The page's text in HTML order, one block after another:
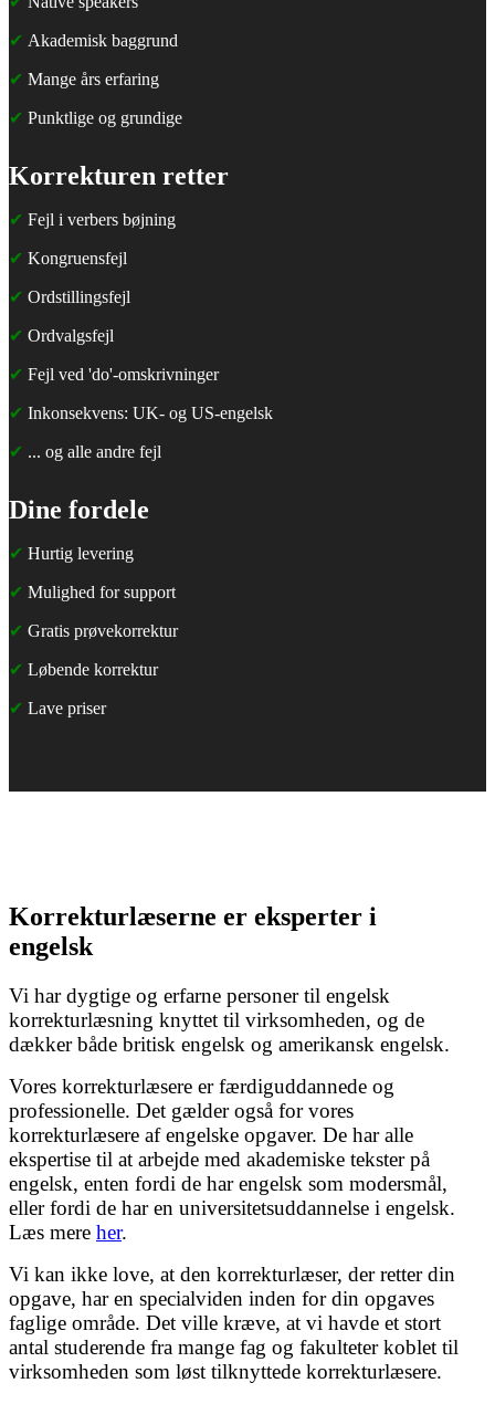
✔ Akademisk baggrund
✔ Mange års erfaring
✔ Punktlige og grundige
Korrekturen retter
✔ Fejl i verbers bøjning
✔ Kongruensfejl
✔ Ordstillingsfejl
✔ Ordvalgsfejl
✔ Fejl ved 'do'-omskrivninger
✔ Inkonsekvens: UK- og US-engelsk
✔ ... og alle andre fejl
Dine fordele
✔ Hurtig levering
✔ Mulighed for support
✔ Gratis prøvekorrektur
✔ Løbende korrektur
✔ Lave priser
Korrekturlæserne er eksperter i
engelsk
Vi har dygtige og erfarne personer til engelsk
korrekturlæsning knyttet til virksomheden, og de
dækker både britisk engelsk og amerikansk engelsk.
Vores korrekturlæsere er færdiguddannede og
professionelle. Det gælder også for vores
korrekturlæsere af engelske opgaver. De har alle
ekspertise til at arbejde med akademiske tekster på
engelsk, enten fordi de har engelsk som modersmål,
eller fordi de har en universitetsuddannelse i engelsk.
Læs mere her.
Vi kan ikke love, at den korrekturlæser, der retter din
opgave, har en specialviden inden for din opgaves
faglige område. Det ville kræve, at vi havde et stort
antal studerende fra mange fag og fakulteter koblet til
virksomheden som løst tilknyttede korrekturlæsere.